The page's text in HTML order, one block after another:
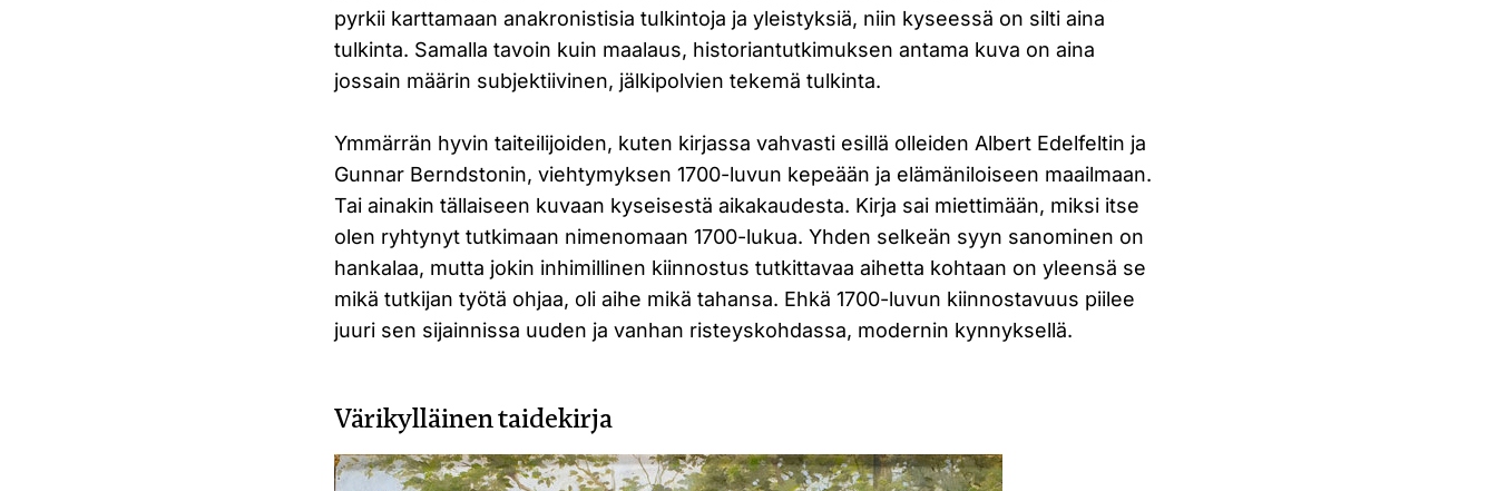
pyrkii karttamaan anakronistisia tulkintoja ja yleistyksiä, niin kyseessä on silti aina
tulkinta. Samalla tavoin kuin maalaus, historiantutkimuksen antama kuva on aina
jossain määrin subjektiivinen, jälkipolvien tekemä tulkinta.
Ymmärrän hyvin taiteilijoiden, kuten kirjassa vahvasti esillä olleiden Albert Edelfeltin ja
Gunnar Berndstonin, viehtymyksen 1700-luvun kepeään ja elämäniloiseen maailmaan.
Tai ainakin tällaiseen kuvaan kyseisestä aikakaudesta. Kirja sai miettimään, miksi itse
olen ryhtynyt tutkimaan nimenomaan 1700-lukua. Yhden selkeän syyn sanominen on
hankalaa, mutta jokin inhimillinen kiinnostus tutkittavaa aihetta kohtaan on yleensä se
mikä tutkijan työtä ohjaa, oli aihe mikä tahansa. Ehkä 1700-luvun kiinnostavuus piilee
juuri sen sijainnissa uuden ja vanhan risteyskohdassa, modernin kynnyksellä.
Värikylläinen taidekirja